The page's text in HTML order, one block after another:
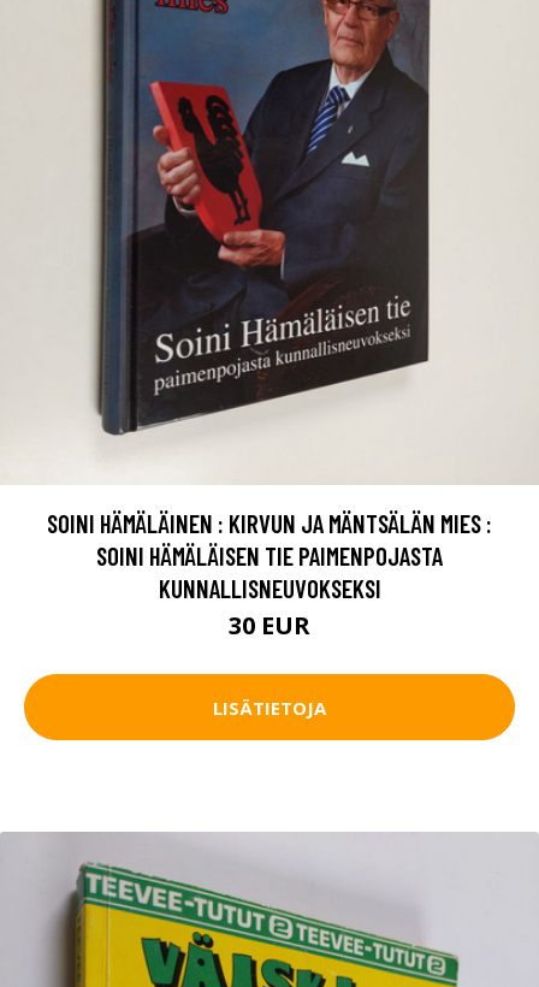
SOINI HÄMÄLÄINEN : KIRVUN JA MÄNTSÄLÄN MIES :
SOINI HÄMÄLÄISEN TIE PAIMENPOJASTA
KUNNALLISNEUVOKSEKSI
30 EUR
LISÄTIETOJA